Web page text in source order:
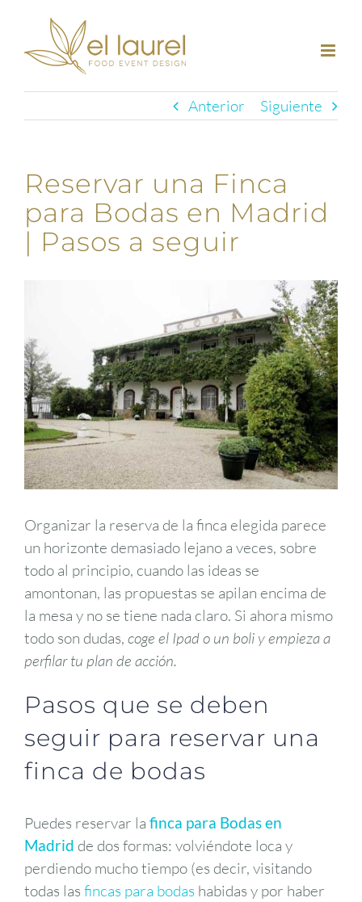
contenido
Anterior Siguiente
Reservar una Finca
para Bodas en Madrid
| Pasos a seguir
Organizar la reserva de la finca elegida parece
un horizonte demasiado lejano a veces, sobre
todo al principio, cuando las ideas se
amontonan, las propuestas se apilan encima de
la mesa y no se tiene nada claro. Si ahora mismo
todo son dudas, coge el Ipad o un boli y empieza a
perfilar tu plan de acción.
Pasos que se deben
seguir para reservar una
finca de bodas
Puedes reservar la finca para Bodas en
Madrid de dos formas: volviéndote loca y
perdiendo mucho tiempo (es decir, visitando
todas las fincas para bodas habidas y por haber